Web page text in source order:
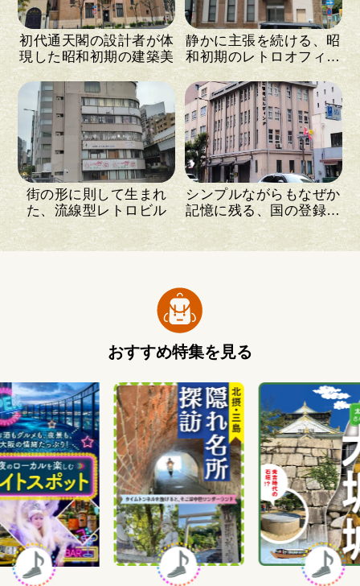
初代通天閣の設計者が体
現した昭和初期の建築美
静かに主張を続ける、昭
和初期のレトロオフィス
ビル
街の形に則して生まれ
た、流線型レトロビル
シンプルながらもなぜか
記憶に残る、国の登録有
形文化財
おすすめ特集を見る